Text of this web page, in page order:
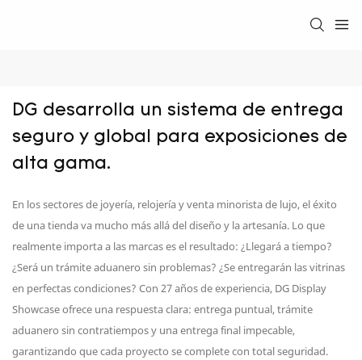
DG desarrolla un sistema de entrega
seguro y global para exposiciones de
alta gama.
En los sectores de joyería, relojería y venta minorista de lujo, el éxito
de una tienda va mucho más allá del diseño y la artesanía. Lo que
realmente importa a las marcas es el resultado: ¿Llegará a tiempo?
¿Será un trámite aduanero sin problemas? ¿Se entregarán las vitrinas
en perfectas condiciones? Con 27 años de experiencia, DG Display
Showcase ofrece una respuesta clara: entrega puntual, trámite
aduanero sin contratiempos y una entrega final impecable,
garantizando que cada proyecto se complete con total seguridad.